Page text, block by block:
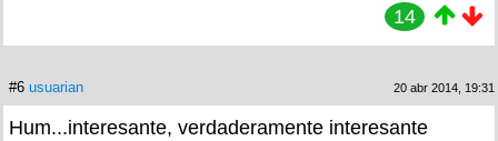
14
#6 usuarian 20 abr 2014, 19:31
Hum...interesante, verdaderamente interesante